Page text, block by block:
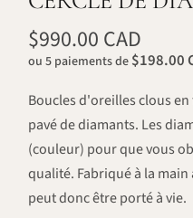
$990.00 CAD
ou 5 paiements de $198.00
Boucles d'oreilles clous
pavé de diamants. Les
(couleur) pour que vous
qualité. Fabriqué à la
peut donc être porté à vie.